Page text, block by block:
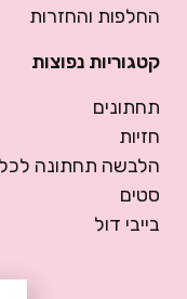
החלפות והחזרות
קטגוריות נפוצות
תחתונים
חזיות
הלבשה תחתונה
סטים
בייבי דול